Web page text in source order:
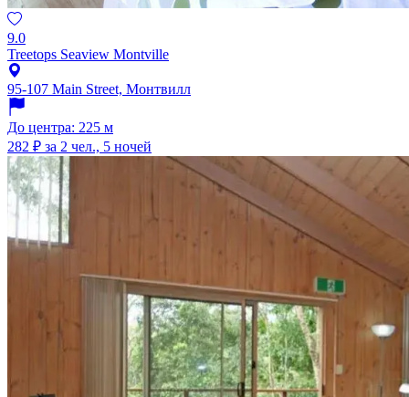
9.0
Treetops Seaview Montville
95-107 Main Street, Монтвилл
До центра: 225 м
282 ₽ за 2 чел., 5 ночей